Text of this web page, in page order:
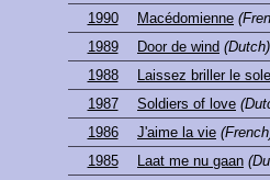
1990
Macédomienne
1989
Door de wind (Dutch)
1988
Laissez briller le
1987
Soldiers of love
1986
J'aime la vie
1985
Laat me nu gaan